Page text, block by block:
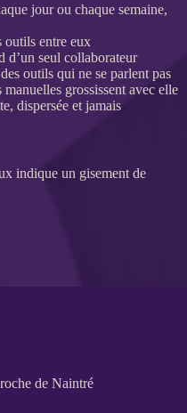
jour ou chaque semaine,
outils entre eux
d’un seul collaborateur
outils qui ne se parlent pas
grossissent avec elle
dispersée et jamais
indique un gisement de
de Naintré